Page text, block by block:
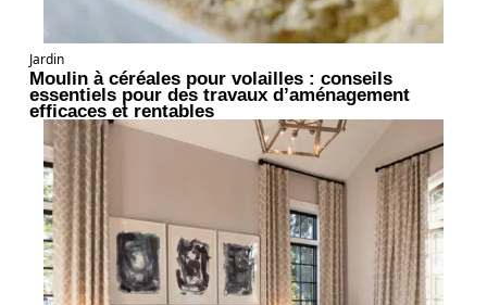
Jardin
Moulin à céréales pour volailles : conseils
essentiels pour des travaux d’aménagement
efficaces et rentables